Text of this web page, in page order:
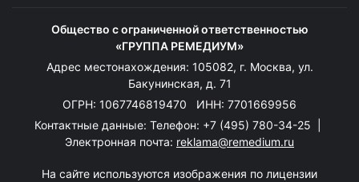
Общество с ограниченной ответственностью
«ГРУППА РЕМЕДИУМ»
Адрес местонахождения: 105082, г. Москва, ул.
Бакунинская, д. 71
ОГРН: 1067746819470 ИНН: 7701669956
Контактные данные: Телефон: +7 (495) 780-34-25
Электронная почта: reklama@remedium.ru
На сайте используются изображения по лицензии